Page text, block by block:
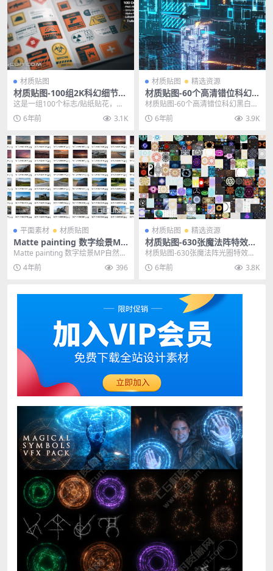
材质贴图
材质贴图-100组2K科幻细节标
志科技贴图合集
这是一组100个标志/贴纸贴花，可
用于在诸如Substance Painter，...
6年前 3.1K
材质贴图 精选资源
材质贴图-60个高清错位科幻
黑白凹凸贴图素材
材质贴图-60个高清错位科幻黑白凹
凸贴图素材 主题授权提示：请在后
台主题设置-主...
6年前 3.9K
平面素材 材质贴图
Matte painting 数字绘景MP
自然风景素材4.75GB
Matte painting 数字绘景MP自然风
景素材 其他推荐: 平面素材-2...
4年前 396
材质贴图 精选资源
材质贴图-630张魔法阵特效游
戏光圈特效贴图
材质贴图-630张魔法阵光圈特效贴
图 其他推荐： 材质贴图-高清实拍
岩石贴图 高...
6年前 3.8K